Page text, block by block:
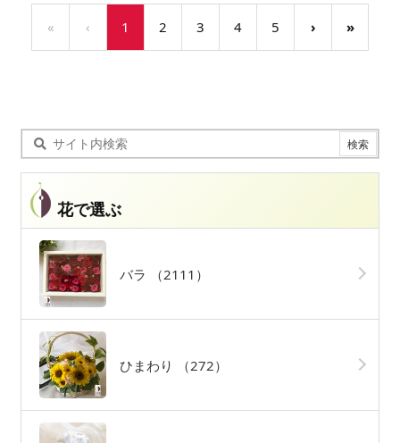
« ‹ 1 2 3 4 5 › »
花で選ぶ
バラ （2111）
ひまわり （272）